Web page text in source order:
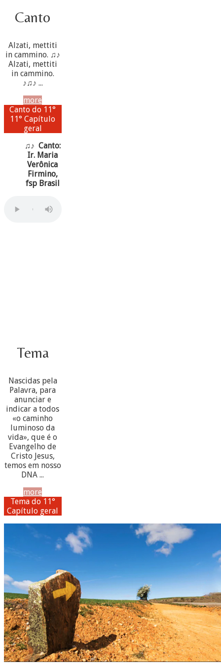
Canto
Alzati, mettiti
in cammino. ♫♪
Alzati, mettiti
in cammino.
♪♫♪ ...
more
Canto do 11°
11° Capítulo
geral
♫♪ Canto:
Ir. Maria
Verônica
Firmino,
fsp Brasil
Tema
Nascidas pela
Palavra, para
anunciar e
indicar a todos
«o caminho
luminoso da
vida», que é o
Evangelho de
Cristo Jesus,
temos em nosso
DNA ...
more
Tema do 11°
Capítulo geral